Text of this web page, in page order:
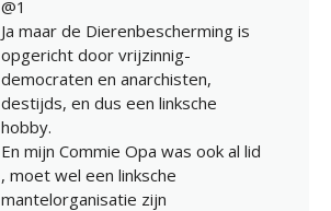
@1
Ja maar de Dierenbescherming is
opgericht door vrijzinnig-
democraten en anarchisten,
destijds, en dus een linksche
hobby.
En mijn Commie Opa was ook al lid
, moet wel een linksche
mantelorganisatie zijn